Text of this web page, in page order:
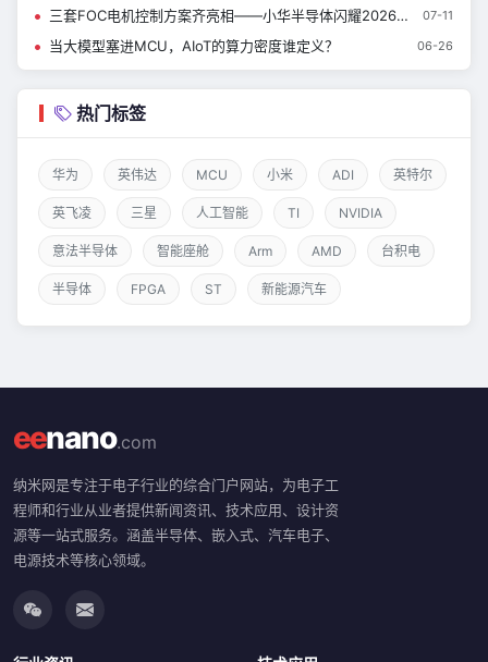
三套FOC电机控制方案齐亮相——小华半导体闪耀2026慕尼黑上海电子展 07-11
当大模型塞进MCU，AIoT的算力密度谁定义？ 06-26
热门标签
华为 英伟达 MCU 小米 ADI 英特尔
英飞凌 三星 人工智能 TI NVIDIA
意法半导体 智能座舱 Arm AMD 台积电
半导体 FPGA ST 新能源汽车
eenano.com
纳米网是专注于电子行业的综合门户网站，为电子工
程师和行业从业者提供新闻资讯、技术应用、设计资
源等一站式服务。涵盖半导体、嵌入式、汽车电子、
电源技术等核心领域。